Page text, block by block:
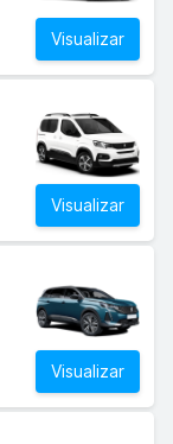
Visualizar
Visualizar
Visualizar